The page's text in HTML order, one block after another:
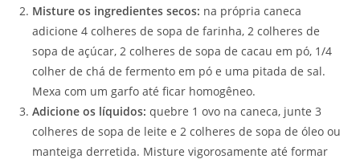
Misture os ingredientes secos: na própria caneca
adicione 4 colheres de sopa de farinha, 2 colheres de
sopa de açúcar, 2 colheres de sopa de cacau em pó, 1/4
colher de chá de fermento em pó e uma pitada de sal.
Mexa com um garfo até ficar homogêneo.
Adicione os líquidos: quebre 1 ovo na caneca, junte 3
colheres de sopa de leite e 2 colheres de sopa de óleo ou
manteiga derretida. Misture vigorosamente até formar